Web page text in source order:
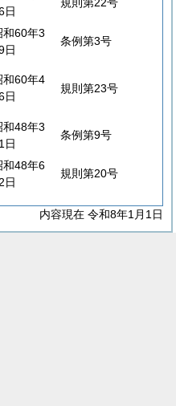
日
60年3
日
条例第3号
60年4
日
規則第23号
48年3
日
条例第9号
48年6
日
規則第20号
内容現在 令和8年1月1日